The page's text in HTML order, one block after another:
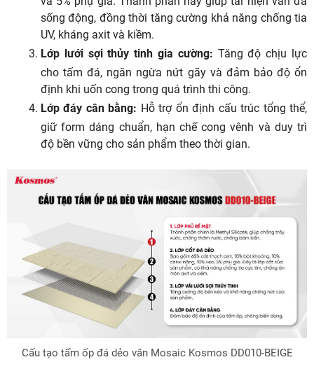
sống động, đồng thời tăng cường khả năng chống tia
UV, kháng axit và kiềm.
Lớp lưới sợi thủy tinh gia cường: Tăng độ chịu lực
cho tấm đá, ngăn ngừa nứt gãy và đảm bảo độ ổn
định khi uốn cong trong quá trình thi công.
Lớp đáy cân bằng: Hỗ trợ ổn định cấu trúc tổng thể,
giữ form dáng chuẩn, hạn chế cong vênh và duy trì
độ bền vững cho sản phẩm theo thời gian.
Cấu tạo tấm ốp đá dẻo vân Mosaic Kosmos DD010-BEIGE